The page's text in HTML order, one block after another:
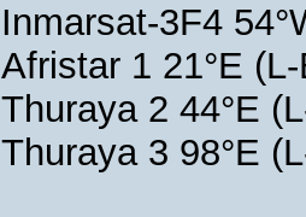
Inmarsat-3F4
Afristar 1 21°E
Thuraya 2 44°E
Thuraya 3 98°E